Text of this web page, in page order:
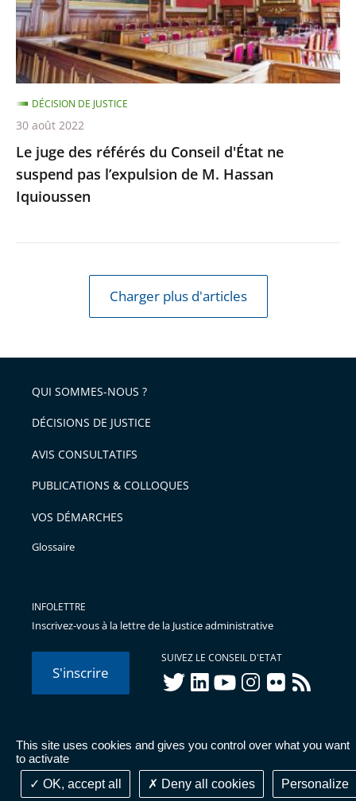
This site uses cookies and gives you control over what you want
to activate
OK, accept all
Deny all cookies Personalize
d'État
ne
suspend
pas
l’expulsion
de
M.
Hassan
Iquioussen
Le juge des référés du Conseil d'État ne
suspend pas l’expulsion de M. Hassan
Iquioussen
DÉCISION DE JUSTICE
30 août 2022
Charger plus d'articles
QUI SOMMES-NOUS ?
DÉCISIONS DE JUSTICE
AVIS CONSULTATIFS
PUBLICATIONS & COLLOQUES
VOS DÉMARCHES
Glossaire
INFOLETTRE
Inscrivez-vous à la lettre de la Justice administrative
S'inscrire
SUIVEZ LE CONSEIL D'ETAT
twitterlinkedInyoutubeinstagram
flickr rss
© Conseil d'État 2026 - Mentions légales
Données
personnelles-Publications administratives-Accessibilité :
partiellement conforme